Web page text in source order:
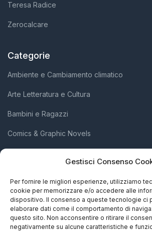
Gestisci Consenso
Per fornire le migliori esperienze, utilizziamo
cookie per memorizzare e/o accedere alle
dispositivo. Il consenso a queste tecnologie ci
elaborare dati come il comportamento di
questo sito. Non acconsentire o ritirare il
negativamente su alcune caratteristiche e
Teresa Radice
Zerocalcare
Categorie
Ambiente e Cambiamento climatico
Arte Letteratura e Cultura
Bambini e Ragazzi
Comics & Graphic Novels
Società e Attivismo
Storia Biografie e Memorie